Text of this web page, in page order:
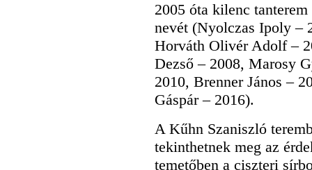
2005 óta kilenc
nevét (Nyolczas Ipoly –
Horváth Olivér Adolf –
Dezső – 2008, Marosy
2010, Brenner János –
Gáspár – 2016).
A Kűhn Szaniszló
tekinthetnek meg az
temetőben a ciszteri